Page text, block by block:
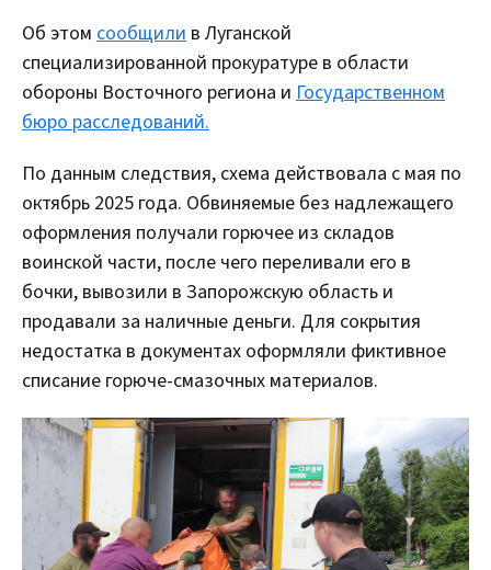
Об этом сообщили в Луганской
специализированной прокуратуре в области
обороны Восточного региона и Государственном
бюро расследований.
По данным следствия, схема действовала с мая по
октябрь 2025 года. Обвиняемые без надлежащего
оформления получали горючее из складов
воинской части, после чего переливали его в
бочки, вывозили в Запорожскую область и
продавали за наличные деньги. Для сокрытия
недостатка в документах оформляли фиктивное
списание горюче-смазочных материалов.